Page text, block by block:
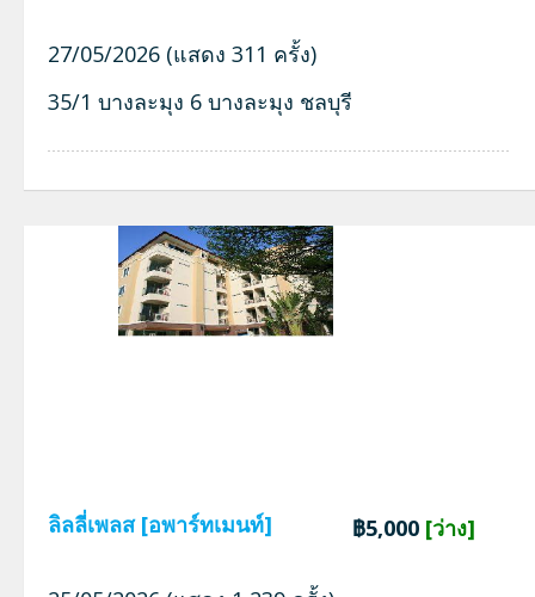
27/05/2026 (แสดง 311 ครั้ง)
35/1 บางละมุง 6 บางละมุง ชลบุรี
ลิลลี่เพลส [อพาร์ทเมนท์] ฿5,000 [ว่าง]